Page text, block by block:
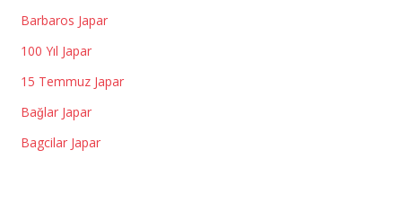
Barbaros Japar
100 Yıl Japar
15 Temmuz Japar
Bağlar Japar
Bagcilar Japar